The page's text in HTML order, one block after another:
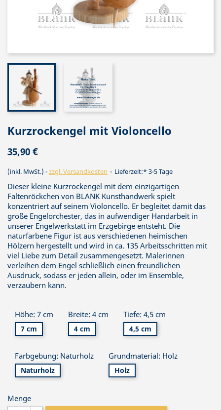
Kurzrockengel mit Violoncello
35,90 €
(inkl. MwSt.) zzgl. Versandkosten Lieferzeit:* 3-5 Tage
Dieser kleine Kurzrockengel mit dem einzigartigen
Faltenröckchen von BLANK Kunsthandwerk spielt
konzentriert auf seinem Violoncello. Er begleitet damit das
große Engelorchester, das in aufwendiger Handarbeit in
unserer Engelwerkstatt im Erzgebirge entsteht. Die
naturfarbene Figur ist aus verschiedenen heimischen
Hölzern hergestellt und wird in ca. 135 Arbeitsschritten mit
viel Liebe zum Detail zusammengesetzt. Malerinnen
verleihen dem Engel schließlich einen freundlichen
Ausdruck, sodass er jeden allein, oder im Ensemble,
verzaubern kann.
Höhe: 7 cm
7 cm
Breite: 4 cm
4 cm
Tiefe: 4,5 cm
4,5 cm
Farbgebung: Naturholz
Naturholz
Grundmaterial: Holz
Holz
Menge